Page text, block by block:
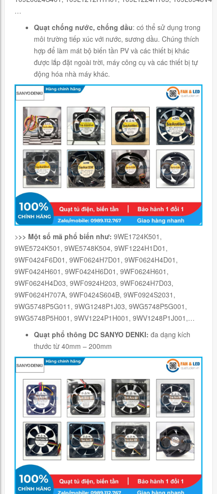
…
Quạt chống nước, chống dầu: có thể sử dụng trong
môi trường tiếp xúc với nước, sương dầu. Chúng thích
hợp để làm mát bộ biến tần PV và các thiết bị khác
được lắp đặt ngoài trời, máy công cụ và các thiết bị tự
động hóa nhà máy khác.
>>> Một số mã phổ biến như: 9WE1724K501,
9WE5724K501, 9WE5748K504, 9WF1224H1D01,
9WF0424F6D01, 9WF0624H7D01, 9WF0624H4D01,
9WF0424H601, 9WF0424H6D01, 9WF0624H601,
9WF0624H4D03, 9WF0924H203, 9WF0624H7D03,
9WF0624H707A, 9WF0424S604B, 9WF0924S2031,
9WG5748P5G011, 9WG1248P1J03, 9WG5748P5G001,
9WG5748P5H001, 9WV1224P1H001, 9WV1248P1J001,…
Quạt phổ thông DC SANYO DENKI: đa dạng kích
thước từ 40mm – 200mm